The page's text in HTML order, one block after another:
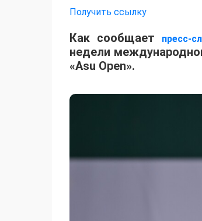
Получить ссылку
Как сообщает пресс-
недели
«Asu Open».